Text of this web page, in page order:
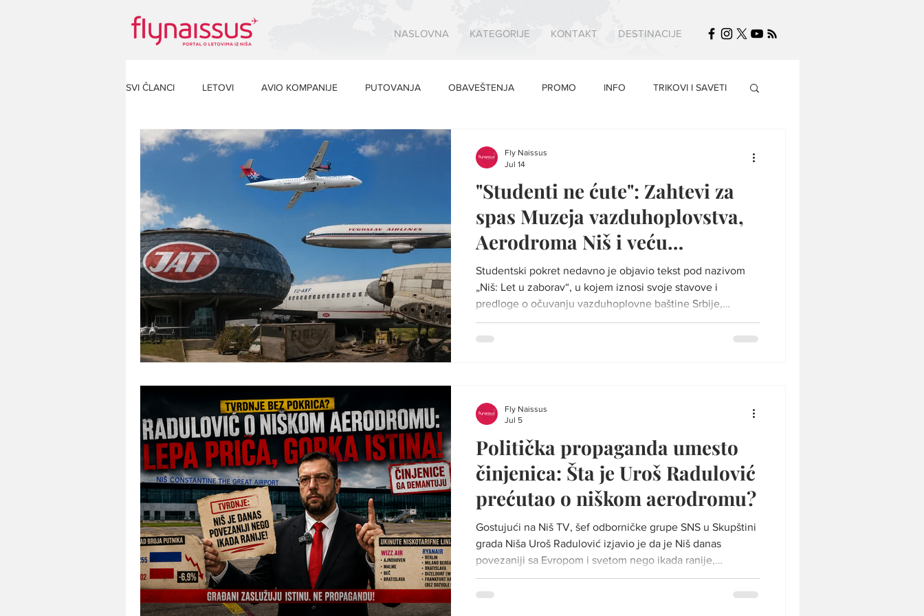
NASLOVNA KATEGORIJE KONTAKT DESTINACIJE
SVI ČLANCI LETOVI AVIO KOMPANIJE PUTOVANJA OBAVEŠTENJA PROMO INFO TRIKOVI I SAVETI
"Studenti ne ćute": Zahtevi za
spas Muzeja vazduhoplovstva,
Aerodroma Niš i veću
transparentnost Air Serbije
Studentski pokret nedavno je objavio tekst pod nazivom
„Niš: Let u zaborav“, u kojem iznosi svoje stavove i
predloge o očuvanju vazduhoplovne baštine Srbije,
položaju regionalnih aerodroma, transparentnosti
poslovanja u civilnom vazduhoplovstvu i budućem razvoju
domaće industrije i JAT-a kao jedne od najuglednij
Fly Naissus
Jul 14
Politička propaganda umesto
činjenica: Šta je Uroš Radulović
prećutao o niškom aerodromu?
Gostujući na Niš TV, šef odborničke grupe SNS u Skupštini
grada Niša Uroš Radulović izjavio je da je Niš danas
povezaniji sa Evropom i svetom nego ikada ranije,
navodeći niški aerodrom kao jedan od najboljih primera
razvoja grada. Međutim, kada se njegove tvrdnje uporede
Fly Naissus
Jul 5